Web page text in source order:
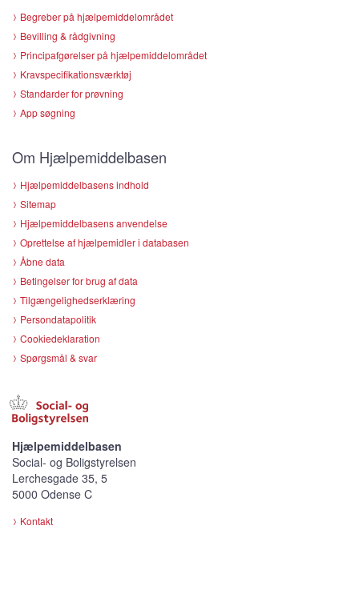
Begreber på hjælpemiddelområdet
Bevilling & rådgivning
Principafgørelser på hjælpemiddelområdet
Kravspecifikationsværktøj
Standarder for prøvning
App søgning
Om Hjælpemiddelbasen
Hjælpemiddelbasens indhold
Sitemap
Hjælpemiddelbasens anvendelse
Oprettelse af hjælpemidler i databasen
Åbne data
Betingelser for brug af data
Tilgængelighedserklæring
Persondatapolitik
Cookiedeklaration
Spørgsmål & svar
Hjælpemiddelbasen
Social- og Boligstyrelsen
Lerchesgade 35, 5
5000 Odense C
Kontakt